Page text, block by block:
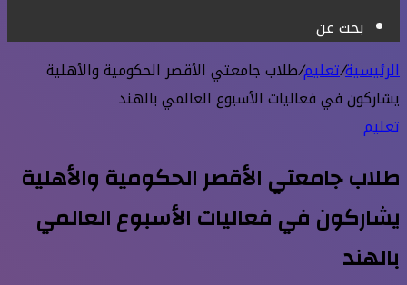
بحث عن
الرئيسية/تعليم/طلاب جامعتي الأقصر الحكومية والأهلية
يشاركون في فعاليات الأسبوع العالمي بالهند
تعليم
طلاب جامعتي الأقصر الحكومية والأهلية
يشاركون في فعاليات الأسبوع العالمي
بالهند